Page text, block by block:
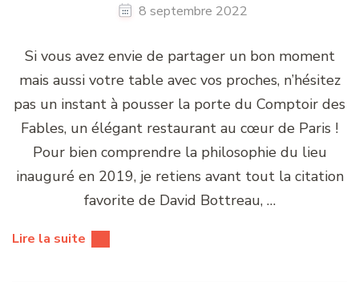
8 septembre 2022
Si vous avez envie de partager un bon moment
mais aussi votre table avec vos proches, n’hésitez
pas un instant à pousser la porte du Comptoir des
Fables, un élégant restaurant au cœur de Paris !
Pour bien comprendre la philosophie du lieu
inauguré en 2019, je retiens avant tout la citation
favorite de David Bottreau, …
Lire la suite